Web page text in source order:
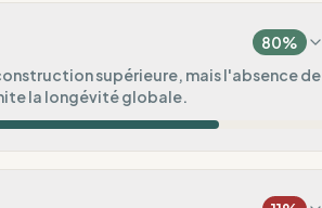
%
80%
supérieure, mais l'absence de
la longévité globale.
commande)